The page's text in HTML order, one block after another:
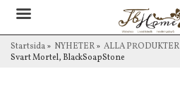
Startsida» NYHETER» ALLA PRODUKTER
Svart Mortel, BlackSoapStone